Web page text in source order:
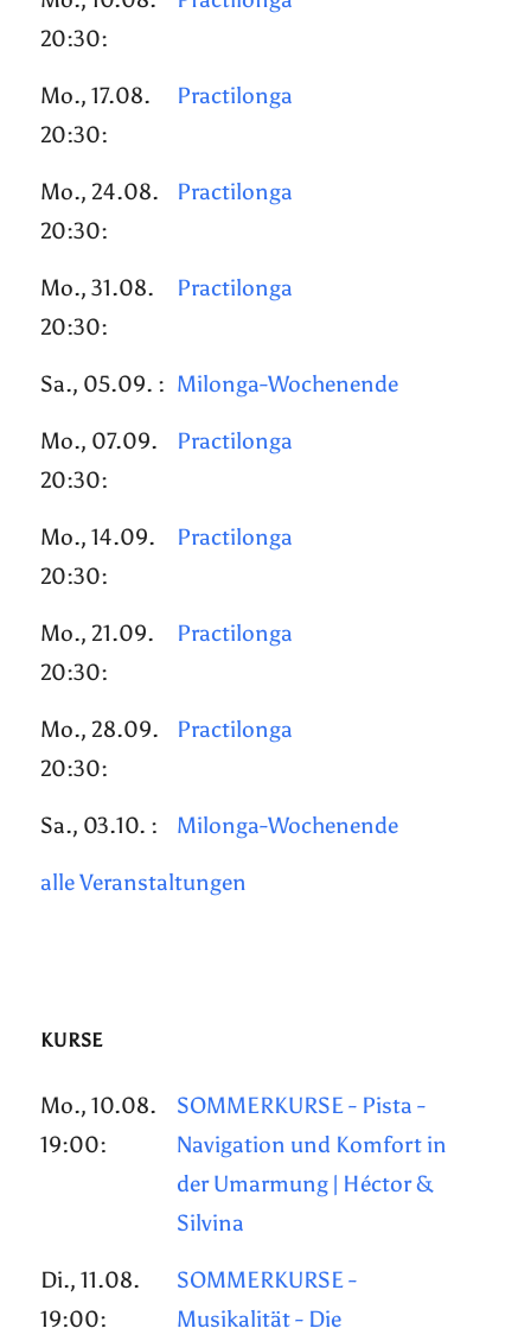
20:30:
Mo., 17.08.
20:30:
Practilonga
Mo., 24.08.
20:30:
Practilonga
Mo., 31.08.
20:30:
Practilonga
Sa., 05.09. : Milonga-Wochenende
Mo., 07.09.
20:30:
Practilonga
Mo., 14.09.
20:30:
Practilonga
Mo., 21.09.
20:30:
Practilonga
Mo., 28.09.
20:30:
Practilonga
Sa., 03.10. : Milonga-Wochenende
alle Veranstaltungen
KURSE
Mo., 10.08.
19:00:
SOMMERKURSE - Pista -
Navigation und Komfort in
der Umarmung | Héctor &
Silvina
Di., 11.08.
19:00:
SOMMERKURSE -
Musikalität - Die